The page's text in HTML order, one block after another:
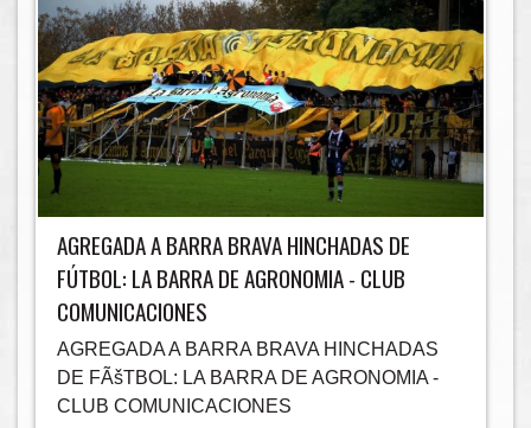
AGREGADA A BARRA BRAVA HINCHADAS DE
FÚTBOL: LA BARRA DE AGRONOMIA - CLUB
COMUNICACIONES
AGREGADA A BARRA BRAVA HINCHADAS
DE FÃšTBOL: LA BARRA DE AGRONOMIA -
CLUB COMUNICACIONES